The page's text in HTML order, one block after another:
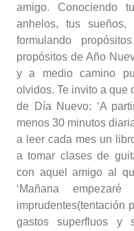
amigo. Conociendo
anhelos, tus
formulando
propósitos de Año
y a medio camino
olvidos. Te invito a que
de Día Nuevo: ‘A
menos 30 minutos
a leer cada mes un
a tomar clases de
con aquel amigo al
‘Mañana
imprudentes(tentación
gastos superfluos y